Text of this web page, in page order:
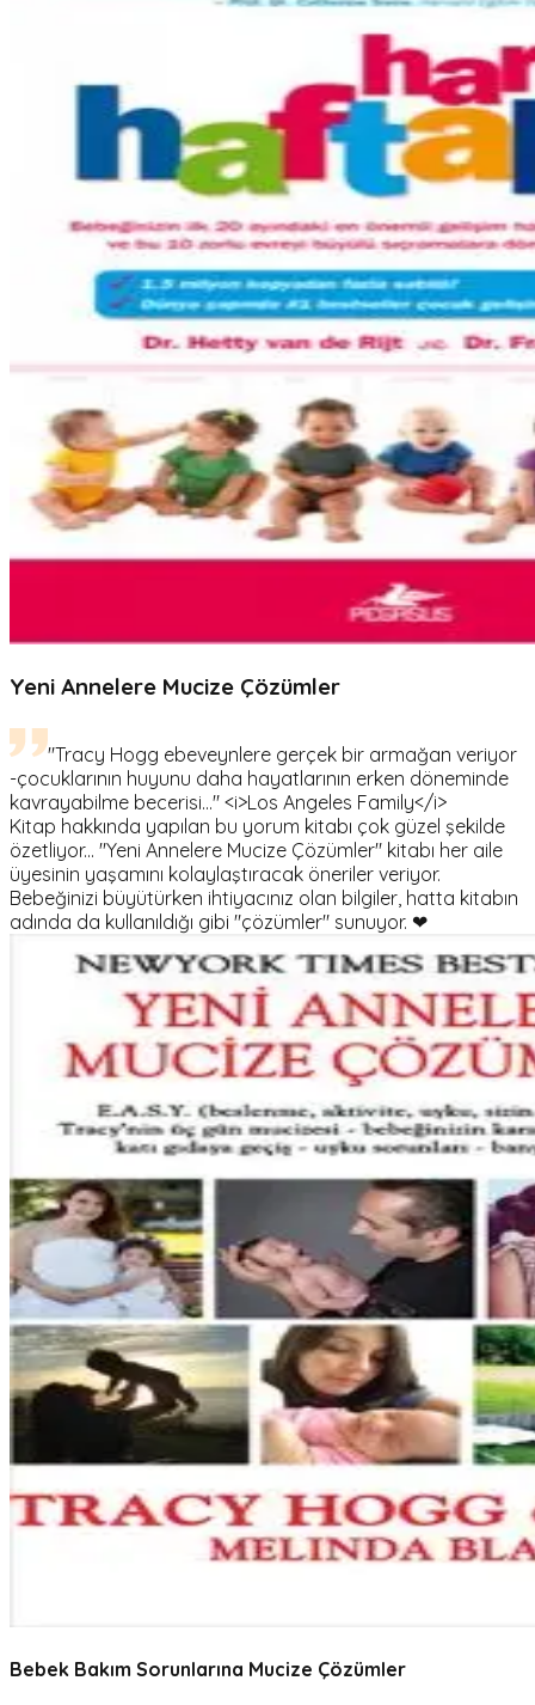
Yeni Annelere Mucize Çözümler
"Tracy Hogg ebeveynlere gerçek bir armağan veriyor
-çocuklarının huyunu daha hayatlarının erken döneminde
kavrayabilme becerisi..." <i>Los Angeles Family</i>
Kitap hakkında yapılan bu yorum kitabı çok güzel şekilde
özetliyor... "Yeni Annelere Mucize Çözümler" kitabı her aile
üyesinin yaşamını kolaylaştıracak öneriler veriyor.
Bebeğinizi büyütürken ihtiyacınız olan bilgiler, hatta kitabın
adında da kullanıldığı gibi "çözümler" sunuyor. ❤
Bebek Bakım Sorunlarına Mucize Çözümler